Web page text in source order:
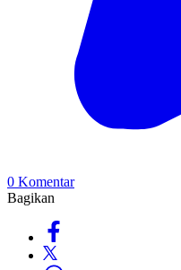
0 Komentar
Bagikan